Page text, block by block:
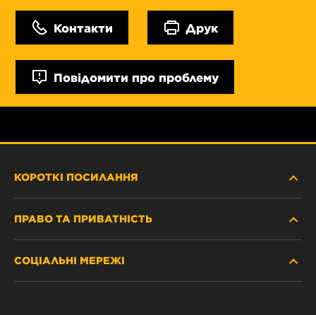
Контакти Друк
Повідомити про проблему
КОРОТКІ ПОСИЛАННЯ
ПРАВО ТА ПРИВАТНІСТЬ
СОЦІАЛЬНІ МЕРЕЖІ